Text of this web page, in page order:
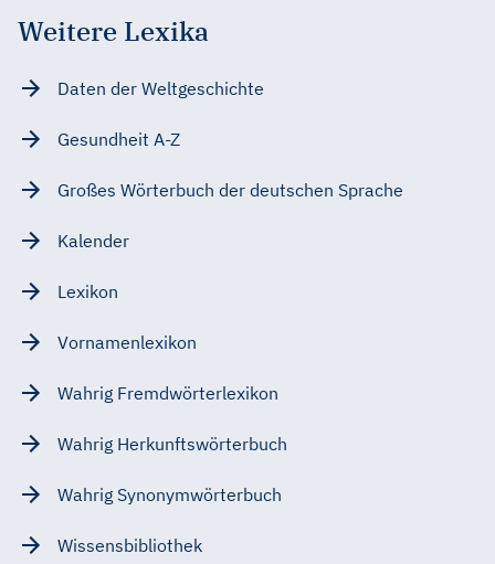
Weitere Lexika
Daten der Weltgeschichte
Gesundheit A-Z
Großes Wörterbuch der deutschen Sprache
Kalender
Lexikon
Vornamenlexikon
Wahrig Fremdwörterlexikon
Wahrig Herkunftswörterbuch
Wahrig Synonymwörterbuch
Wissensbibliothek